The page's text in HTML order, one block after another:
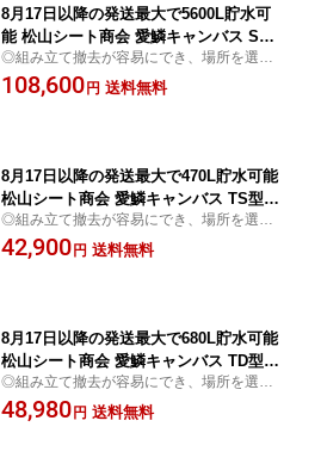
8月17日以降の発送最大で5600L貯水可
能 松山シート商会 愛鱗キャンバス SO
型 本体のみ送料無料 但、一部地域除
◎組み立て撤去が容易にでき、場所を選ば
ずに水の一時貯水 常時貯水でも使用可
108,600 円 送料無料
8月17日以降の発送最大で470L貯水可能
松山シート商会 愛鱗キャンバス TS型
飛出防止ネット付送料無料 但、一部地
域除
◎組み立て撤去が容易にでき、場所を選ば
ずに水の一時貯水 常時貯水でも使用可
42,900 円 送料無料
8月17日以降の発送最大で680L貯水可能
松山シート商会 愛鱗キャンバス TD型
飛出防止ネット付送料無料 但、一部地
域除
◎組み立て撤去が容易にでき、場所を選ば
ずに水の一時貯水 常時貯水でも使用可
48,980 円 送料無料